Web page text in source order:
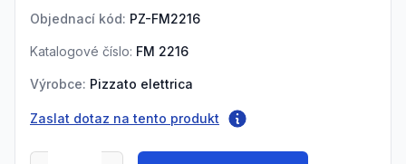
Objednací kód: PZ-FM2216
Katalogové číslo: FM 2216
Výrobce: Pizzato elettrica
Zaslat dotaz na tento produkt